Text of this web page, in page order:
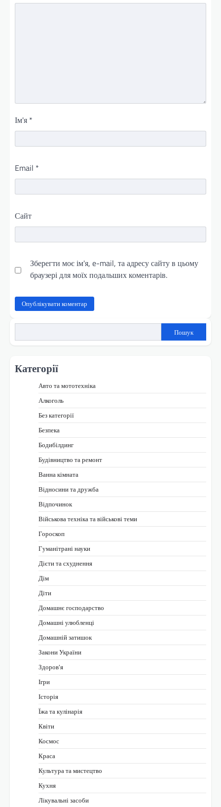
Ім'я *
Email *
Сайт
Зберегти моє ім'я, e-mail, та адресу сайту в цьому
браузері для моїх подальших коментарів.
Пошук
Категорії
Авто та мототехніка
Алкоголь
Без категорії
Безпека
Бодибілдинг
Будівництво та ремонт
Ванна кімната
Відносини та дружба
Відпочинок
Військова техніка та військові теми
Гороскоп
Гуманітрані науки
Дієти та схуднення
Дім
Діти
Домашнє господарство
Домашні улюбленці
Домашній затишок
Закони України
Здоров'я
Ігри
Історія
Їжа та кулінарія
Квіти
Космос
Краса
Культура та мистецтво
Кухня
Лікувальні засоби